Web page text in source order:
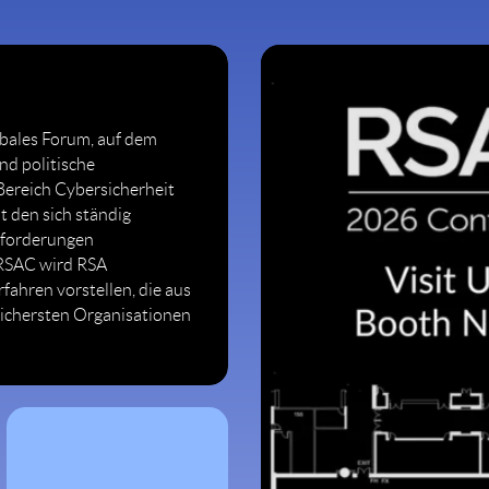
Forum, auf dem
politische
Cybersicherheit
den sich ständig
wird RSA
vorstellen, die aus
Organisationen